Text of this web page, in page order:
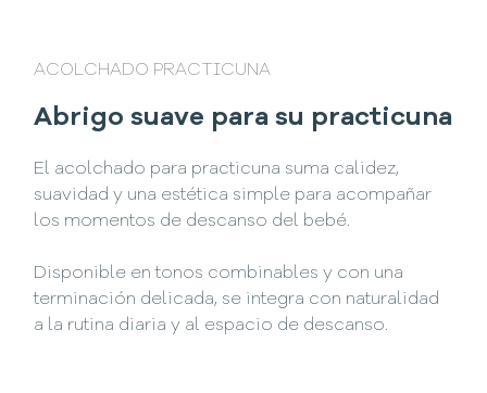
ACOLCHADO PRACTICUNA
Abrigo suave para su practicuna
El acolchado para practicuna suma calidez,
suavidad y una estética simple para acompañar
los momentos de descanso del bebé.
Disponible en tonos combinables y con una
terminación delicada, se integra con naturalidad
a la rutina diaria y al espacio de descanso.